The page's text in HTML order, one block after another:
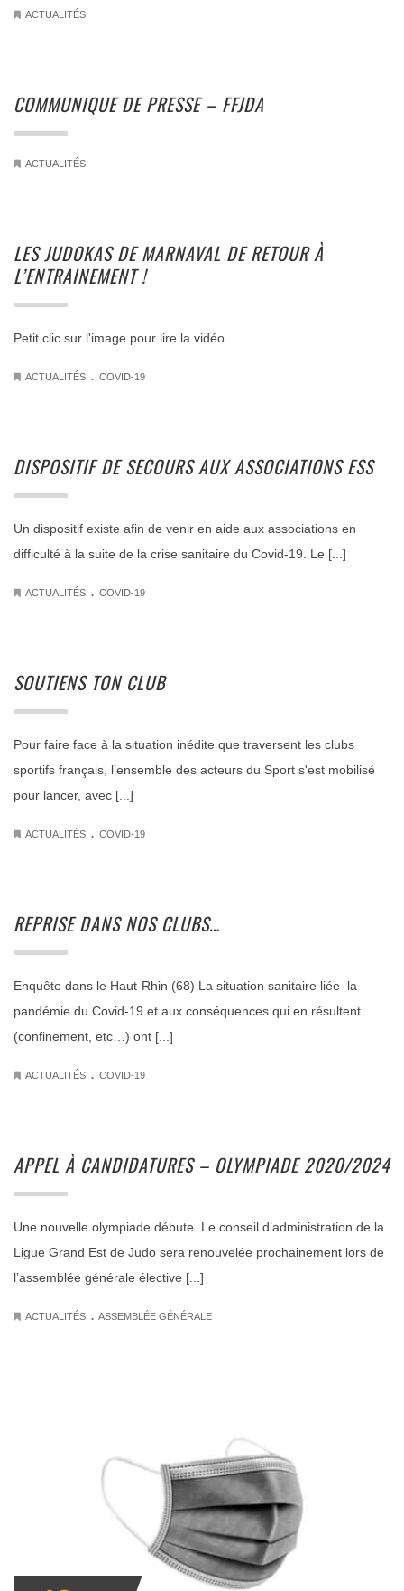
ACTUALITÉS
COMMUNIQUE DE PRESSE – FFJDA
ACTUALITÉS
LES JUDOKAS DE MARNAVAL DE RETOUR À
L’ENTRAINEMENT !
Petit clic sur l'image pour lire la vidéo...
ACTUALITÉS . COVID-19
DISPOSITIF DE SECOURS AUX ASSOCIATIONS ESS
Un dispositif existe afin de venir en aide aux associations en
difficulté à la suite de la crise sanitaire du Covid-19. Le [...]
ACTUALITÉS . COVID-19
SOUTIENS TON CLUB
Pour faire face à la situation inédite que traversent les clubs
sportifs français, l’ensemble des acteurs du Sport s'est mobilisé
pour lancer, avec [...]
ACTUALITÉS . COVID-19
REPRISE DANS NOS CLUBS…
Enquête dans le Haut-Rhin (68) La situation sanitaire liée la
pandémie du Covid-19 et aux conséquences qui en résultent
(confinement, etc…) ont [...]
ACTUALITÉS . COVID-19
APPEL À CANDIDATURES – OLYMPIADE 2020/2024
Une nouvelle olympiade débute. Le conseil d’administration de la
Ligue Grand Est de Judo sera renouvelée prochainement lors de
l’assemblée générale élective [...]
ACTUALITÉS . ASSEMBLÉE GÉNÉRALE